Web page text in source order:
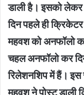
डाली है। इसको लेकर
दिन पहले ही
महवश को अनफॉलो
चहल अनफॉलो कर
रिलेशनशिप में हैं।
महवश ने पोस्ट